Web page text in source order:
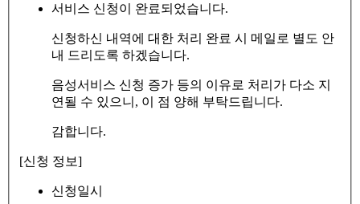
서비스 신청이 완료되었습니다.
신청하신 내역에 대한 처리 완료 시 메일로 별도 안
내 드리도록 하겠습니다.
음성서비스 신청 증가 등의 이유로 처리가 다소 지
연될 수 있으니, 이 점 양해 부탁드립니다.
감합니다.
[신청 정보]
신청일시